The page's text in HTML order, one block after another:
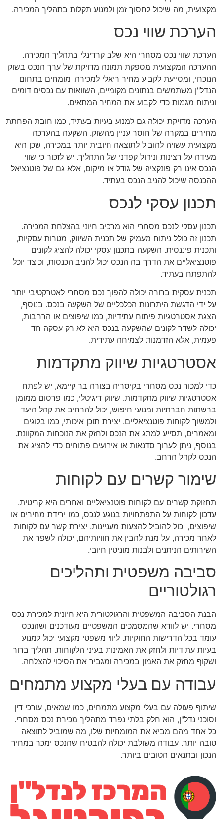
מקצועית, מה שיכול לחסוך זמן ולמנוע תקלות בתהליך המכירה.
הערכת שווי נכס
הערכת שווי נכס מסחרי היא שלב קרדינלי בתהליך המכירה.
ההערכה המקצועית מספקת תמונה מדויקת של ערך הנכס בשוק
הנוכחי, ומסייעת לקבוע מחיר ריאלי למכירה. מומחים בתחום
הנדל"ן משתמשים בנתונים מקומיים, השוואות עם נכסים דומים
וניתוח מגמות כדי לקבוע את המחיר המתאים.
הערכה מדויקת יכולה גם למנוע בעיות בעתיד, כמו חובת הפחתת
מחירים במקרה של חוסר עניין מהשוק. השקעה בהערכה
מקצועית עשויה להוביל לתוצאה חיובית יותר במכירה, שכן היא
מעידה על רצינות וניהול קפדני של התהליך. יש לזכור כי שווי
הנכס אינו רק פונקציה של גודל או מיקום, אלא גם של פוטנציאל
ההכנסה שיכול להניב הנכס בעתיד.
תכנון עסקי לנכס
תכנון עסקי לנכס מסחרי הוא מרכיב חיוני בהצלחת המכירה.
תכנון זה כולל ניתוח מעמיק של תכנית השיווק, מטרות עסקיות,
ותכנית פיננסית. השקעה בתכנון עסקי יכולה להציג לקונים
פוטנציאליים את הדרך בה הנכס יכול להניב הכנסות, וכיצד יוכל
להתפתח בעתיד.
תכנית עסקית ברורה יכולה להפוך נכס מסחרי לאטרקטיבי יותר
על ידי הדגשת היתרונות הכלכליים של השקעה בנכס. בנוסף,
הצגת אסטרטגיות פיתוח עתידיות, כמו שיפוצים או הרחבות,
יכולה לשדר לקונים שהשקעה בנכס היא לא רק עסקה חד
פעמית, אלא הזדמנות לצמיחה עתידית.
אסטרטגיות שיווק מתקדמות
כדי למכור נכס מסחרי בקיסריה בצורה בר קיימא, יש לפתח
אסטרטגיות שיווק מתקדמות. שיווק דיגיטלי, כמו פרסום ממומן
ברשתות חברתיות ומנועי חיפוש, יכול להרחיב את קהל היעד
ולמשוך לקוחות פוטנציאליים. יצירת תוכן איכותי, כמו בלוגים
ומאמרים, תסייע למתג את הנכס ולחזק את הנוכחות המקוונת.
בנוסף, ניתן לערוך סדנאות או אירועים פתוחים כדי להציג את
הנכס לקהל הרחב.
שימור קשרים עם לקוחות
תחזוקת קשרים עם לקוחות פוטנציאליים ואחרים היא קריטית.
עדכון לקוחות על התפתחויות בנוגע לנכס, כמו ירידת מחירים או
שיפוצים, יכול להוביל להצעות מעניינות. יצירת קשר עם לקוחות
לאחר מכירה, על מנת להבין את חוויותיהם, יכולה לשפר את
השירותים הניתנים ולבנות מוניטין חיובי.
סביבה משפטית ותהליכים
רגולטוריים
הבנת הסביבה המשפטית והרגולטורית היא חיונית למכירת נכס
מסחרי. יש לוודא שהמסמכים המשפטיים מעודכנים ושהנכס
עומד בכל הדרישות החוקיות. ליווי משפטי מקצועי יכול למנוע
בעיות עתידיות ולחזק את האמינות בעיני הלקוחות. תהליך ברור
ושקוף מחזק את האמון במכירה ומגביר את הסיכוי להצלחה.
עבודה עם בעלי מקצוע מתמחים
שיתוף פעולה עם בעלי מקצוע מתמחים, כמו שמאים, עורכי דין
וסוכני נדל"ן, הוא חלק בלתי נפרד מתהליך מכירת נכס מסחרי.
כל אחד מהם מביא את המומחיות שלו, מה שמוביל לתוצאה
טובה יותר. עבודה משולבת יכולה להבטיח שהנכס ימכר במחיר
הנכון ובתנאים הטובים ביותר.